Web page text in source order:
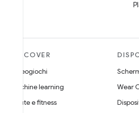
DISCOVER
Videogiochi
Machine learning
Salute e fitness
Wear